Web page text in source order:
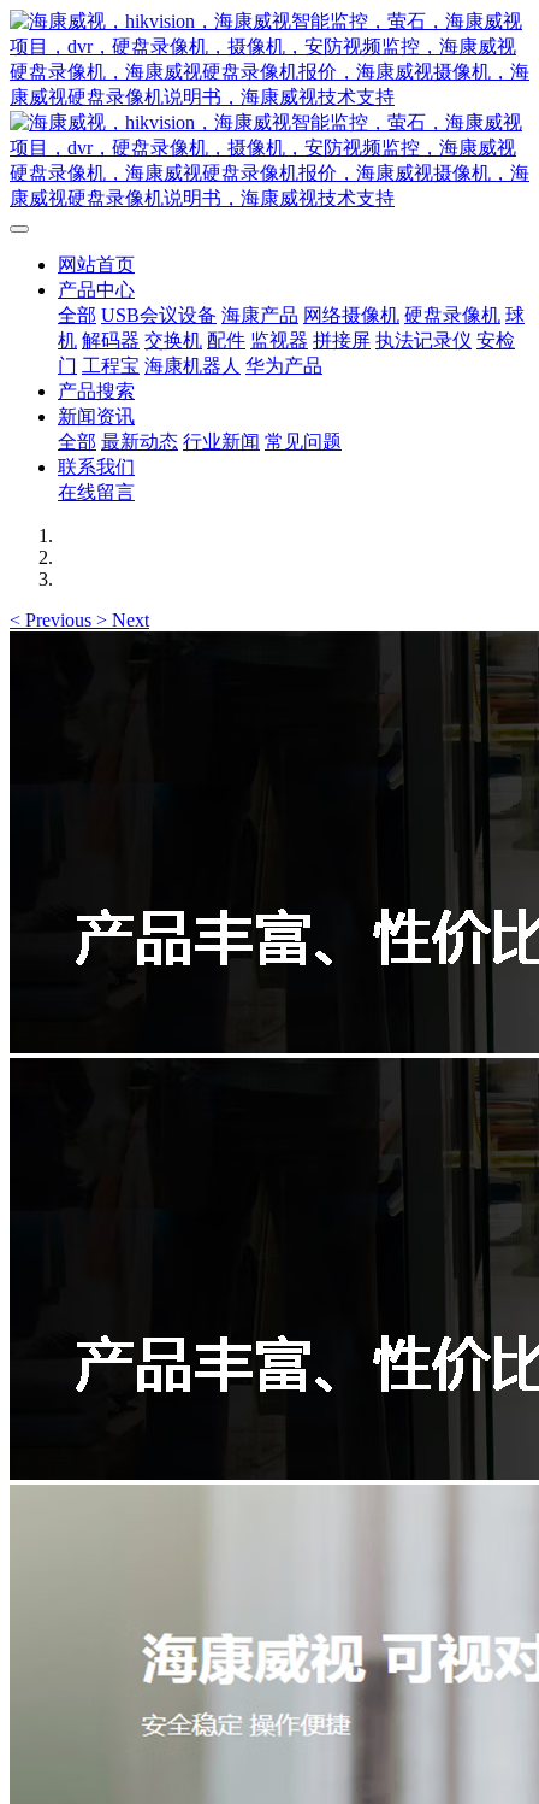
网站首页
产品中心
全部 USB会议设备 海康产品 网络摄像机 硬盘录像机 球
机 解码器 交换机 配件 监视器 拼接屏 执法记录仪 安检
门 工程宝 海康机器人 华为产品
产品搜索
新闻资讯
全部 最新动态 行业新闻 常见问题
联系我们
在线留言
< Previous > Next